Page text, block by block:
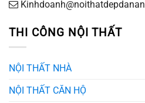
THI CÔNG NỘI THẤT
NỘI THẤT NHÀ
NỘI THẤT CĂN HỘ